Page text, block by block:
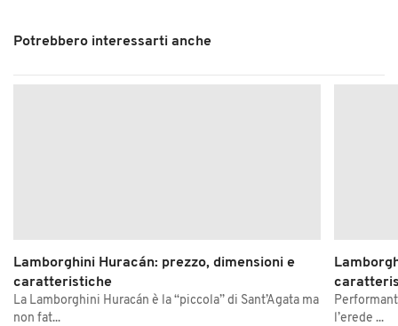
Potrebbero interessarti anche
Lamborghini Huracán: prezzo, dimensioni e
caratteristiche
La Lamborghini Huracán è la “piccola” di Sant’Agata ma
non fat...
l’erede ...